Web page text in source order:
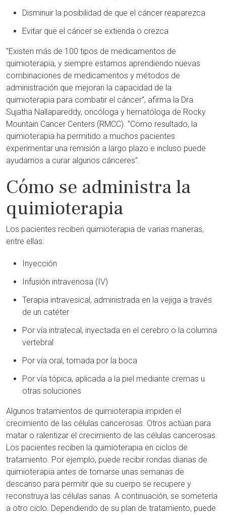
Disminuir la posibilidad de que el cáncer reaparezca
Evitar que el cáncer se extienda o crezca
"Existen más de 100 tipos de medicamentos de
quimioterapia, y siempre estamos aprendiendo nuevas
combinaciones de medicamentos y métodos de
administración que mejoran la capacidad de la
quimioterapia para combatir el cáncer", afirma la Dra.
Sujatha Nallapareddy, oncóloga y hematóloga de Rocky
Mountain Cancer Centers (RMCC). "Como resultado, la
quimioterapia ha permitido a muchos pacientes
experimentar una remisión a largo plazo e incluso puede
ayudarnos a curar algunos cánceres".
Cómo se administra la
quimioterapia
Los pacientes reciben quimioterapia de varias maneras,
entre ellas:
Inyección
Infusión intravenosa (IV)
Terapia intravesical, administrada en la vejiga a través
de un catéter
Por vía intratecal, inyectada en el cerebro o la columna
vertebral
Por vía oral, tomada por la boca
Por vía tópica, aplicada a la piel mediante cremas u
otras soluciones
Algunos tratamientos de quimioterapia impiden el
crecimiento de las células cancerosas. Otros actúan para
matar o ralentizar el crecimiento de las células cancerosas.
Los pacientes reciben la quimioterapia en ciclos de
tratamiento. Por ejemplo, puede recibir rondas diarias de
quimioterapia antes de tomarse unas semanas de
descanso para permitir que su cuerpo se recupere y
reconstruya las células sanas. A continuación, se sometería
a otro ciclo. Dependiendo de su plan de tratamiento, puede